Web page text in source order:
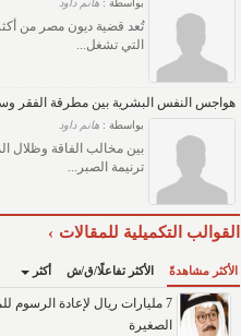
بواسطة :هانم داود
تُعد قضية ديون مصر من
التي تشغل...
هواجس النفس البشرية بين مطرقة الفقر
بواسطة :هانم داود
بين مخالب الفاقة وظلال
ترنيمة الصبر...
القوالب التكميلية للمقالات
الأكثر مشاهدةً الأكثر تفاعلًا/ق/ش أكثر
7 مليارات ريال لإعادة
الصغيرة